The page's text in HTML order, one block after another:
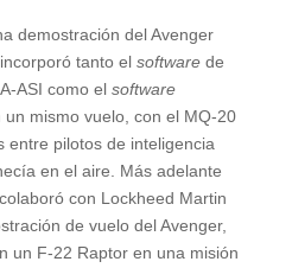
demostración del Avenger
tanto el software de
ASI como el software
un mismo vuelo, con el MQ-20
entre pilotos de inteligencia
en el aire. Más adelante
con Lockheed Martin
de vuelo del Avenger,
un F-22 Raptor en una misión